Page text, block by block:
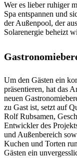
Wer es lieber ruhiger
Spa entspannen und
der Außenpool, der
Solarenergie beheizt
Um den Gästen ein
präsentieren, hat das
neuen
zu Gast ist, setzt auf
Rolf Rubsamen,
Entwickler des
und Außenbereich
Kuchen und Torten
Gästen ein